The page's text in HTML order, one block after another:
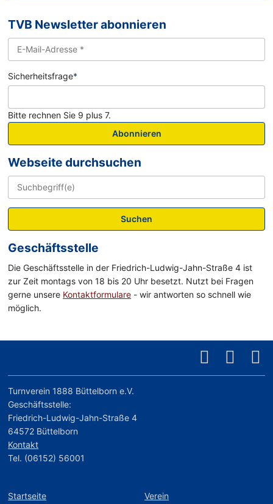
TVB Newsletter abonnieren
Sicherheitsfrage*
Bitte rechnen Sie 9 plus 7.
Abonnieren
Webseite durchsuchen
Suchen
Geschäftsstelle
Die Geschäftsstelle in der Friedrich-Ludwig-Jahn-Straße 4 ist
zur Zeit montags von 18 bis 20 Uhr besetzt. Nutzt bei Fragen
gerne unsere Kontaktformulare - wir antworten so schnell wie
möglich.
Turnverein 1888 Büttelborn e.V.
Geschäftsstelle:
Friedrich-Ludwig-Jahn-Straße 4
64572 Büttelborn
Kontakt
Tel. (06152) 56001
Startseite Verein